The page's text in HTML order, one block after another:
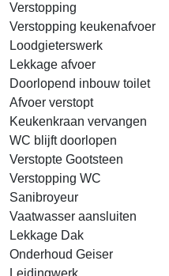
Verstopping
Verstopping keukenafvoer
Loodgieterswerk
Lekkage afvoer
Doorlopend inbouw toilet
Afvoer verstopt
Keukenkraan vervangen
WC blijft doorlopen
Verstopte Gootsteen
Verstopping WC
Sanibroyeur
Vaatwasser aansluiten
Lekkage Dak
Onderhoud Geiser
Leidingwerk